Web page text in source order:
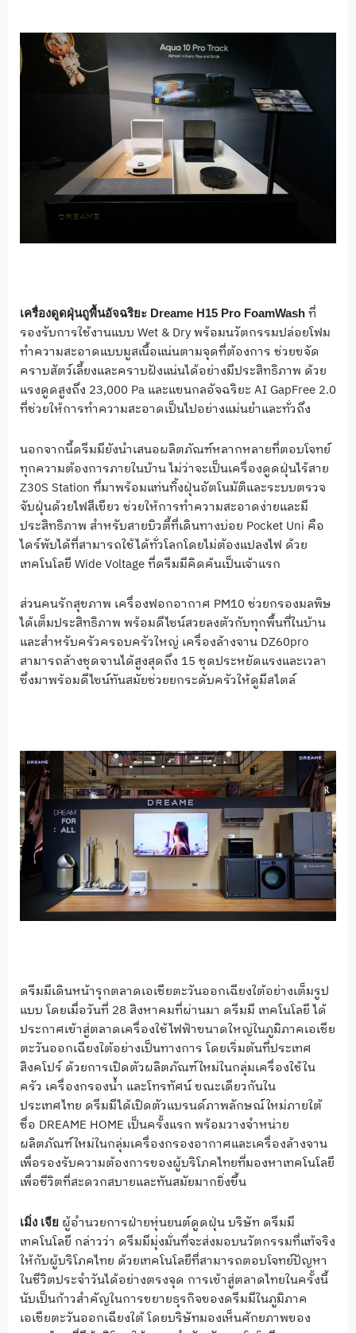
เครื่องดูดฝุ่นถูพื้นอัจฉริยะ Dreame H15 Pro FoamWash ที่
รองรับการใช้งานแบบ Wet & Dry พร้อมนวัตกรรมปล่อยโฟม
ทำความสะอาดแบบมูสเนื้อแน่นตามจุดที่ต้องการ ช่วยขจัด
คราบสัตว์เลี้ยงและคราบฝังแน่นได้อย่างมีประสิทธิภาพ ด้วย
แรงดูดสูงถึง 23,000 Pa และแขนกลอัจฉริยะ AI GapFree 2.0
ที่ช่วยให้การทำความสะอาดเป็นไปอย่างแม่นยำและทั่วถึง
นอกจากนี้ดรีมมียังนำเสนอผลิตภัณฑ์หลากหลายที่ตอบโจทย์
ทุกความต้องการภายในบ้าน ไม่ว่าจะเป็นเครื่องดูดฝุ่นไร้สาย
Z30S Station ที่มาพร้อมแท่นทิ้งฝุ่นอัตโนมัติและระบบตรวจ
จับฝุ่นด้วยไฟสีเขียว ช่วยให้การทำความสะอาดง่ายและมี
ประสิทธิภาพ สำหรับสายบิวตี้ที่เดินทางบ่อย Pocket Uni คือ
ไดร์พับได้ที่สามารถใช้ได้ทั่วโลกโดยไม่ต้องแปลงไฟ ด้วย
เทคโนโลยี Wide Voltage ที่ดรีมมีคิดค้นเป็นเจ้าแรก
ส่วนคนรักสุขภาพ เครื่องฟอกอากาศ PM10 ช่วยกรองมลพิษ
ได้เต็มประสิทธิภาพ พร้อมดีไซน์สวยลงตัวกับทุกพื้นที่ในบ้าน
และสำหรับครัวครอบครัวใหญ่ เครื่องล้างจาน DZ60pro
สามารถล้างชุดจานได้สูงสุดถึง 15 ชุดประหยัดแรงและเวลา
ซึ่งมาพร้อมดีไซน์ทันสมัยช่วยยกระดับครัวให้ดูมีสไตล์
ดรีมมีเดินหน้ารุกตลาดเอเชียตะวันออกเฉียงใต้อย่างเต็มรูป
แบบ โดยเมื่อวันที่ 28 สิงหาคมที่ผ่านมา ดรีมมี เทคโนโลยี ได้
ประกาศเข้าสู่ตลาดเครื่องใช้ไฟฟ้าขนาดใหญ่ในภูมิภาคเอเชีย
ตะวันออกเฉียงใต้อย่างเป็นทางการ โดยเริ่มต้นที่ประเทศ
สิงคโปร์ ด้วยการเปิดตัวผลิตภัณฑ์ใหม่ในกลุ่มเครื่องใช้ใน
ครัว เครื่องกรองน้ำ และโทรทัศน์ ขณะเดียวกันใน
ประเทศไทย ดรีมมีได้เปิดตัวแบรนด์ภาพลักษณ์ใหม่ภายใต้
ชื่อ DREAME HOME เป็นครั้งแรก พร้อมวางจำหน่าย
ผลิตภัณฑ์ใหม่ในกลุ่มเครื่องกรองอากาศและเครื่องล้างจาน
เพื่อรองรับความต้องการของผู้บริโภคไทยที่มองหาเทคโนโลยี
เพื่อชีวิตที่สะดวกสบายและทันสมัยมากยิ่งขึ้น
เมิ่ง เจีย ผู้อำนวยการฝ่ายหุ่นยนต์ดูดฝุ่น บริษัท ดรีมมี
เทคโนโลยี กล่าวว่า ดรีมมีมุ่งมั่นที่จะส่งมอบนวัตกรรมที่แท้จริง
ให้กับผู้บริโภคไทย ด้วยเทคโนโลยีที่สามารถตอบโจทย์ปัญหา
ในชีวิตประจำวันได้อย่างตรงจุด การเข้าสู่ตลาดไทยในครั้งนี้
นับเป็นก้าวสำคัญในการขยายธุรกิจของดรีมมีในภูมิภาค
เอเชียตะวันออกเฉียงใต้ โดยบริษัทมองเห็นศักยภาพของ